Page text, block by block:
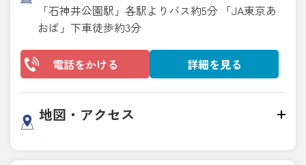
「石神井公園駅」各駅よりバス約5分 「JA東京あ
おば」下車徒歩約3分
電話をかける 詳細を見る
地図・アクセス